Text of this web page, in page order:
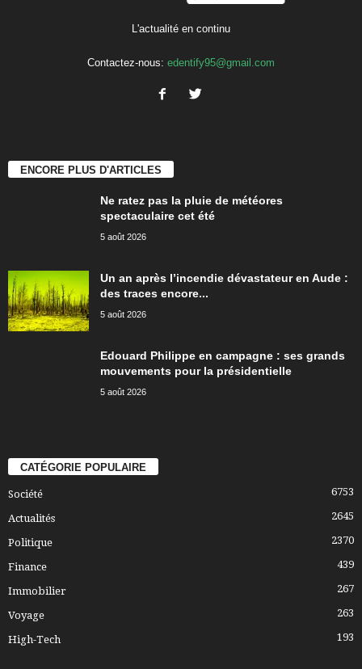
L'actualité en continu
Contactez-nous: edentify95@gmail.com
ENCORE PLUS D'ARTICLES
Ne ratez pas la pluie de météores
spectaculaire cet été
5 août 2026
Un an après l’incendie dévastateur en Aude :
des traces encore...
5 août 2026
Edouard Philippe en campagne : ses grands
mouvements pour la présidentielle
5 août 2026
CATÉGORIE POPULAIRE
Société 6753
Actualités 2645
Politique 2370
Finance 439
Immobilier 267
Voyage 263
High-Tech 193